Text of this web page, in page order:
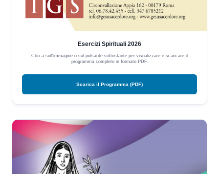
Esercizi Spirituali 2026
Clicca sull'immagine o sul pulsante sottostante per visualizzare e scaricare il
programma completo in formato PDF.
Scarica il Programma (PDF)